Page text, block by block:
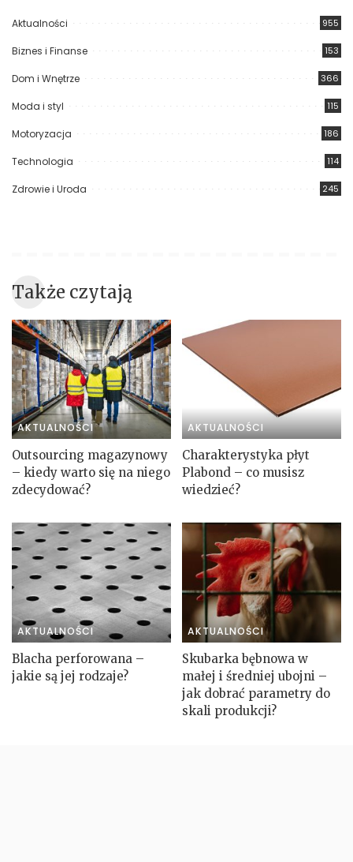
Aktualności 955
Biznes i Finanse 153
Dom i Wnętrze 366
Moda i styl 115
Motoryzacja 186
Technologia 114
Zdrowie i Uroda 245
Także czytają
AKTUALNOŚCI
Outsourcing magazynowy
– kiedy warto się na niego
zdecydować?
AKTUALNOŚCI
Charakterystyka płyt
Plabond – co musisz
wiedzieć?
AKTUALNOŚCI
Blacha perforowana –
jakie są jej rodzaje?
AKTUALNOŚCI
Skubarka bębnowa w
małej i średniej ubojni –
jak dobrać parametry do
skali produkcji?